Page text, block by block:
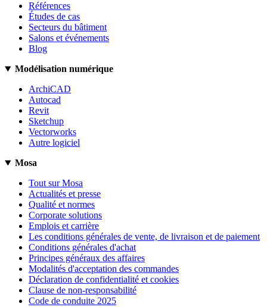
Références
Études de cas
Secteurs du bâtiment
Salons et événements
Blog
Modélisation numérique
ArchiCAD
Autocad
Revit
Sketchup
Vectorworks
Autre logiciel
Mosa
Tout sur Mosa
Actualités et presse
Qualité et normes
Corporate solutions
Emplois et carrière
Les conditions générales de vente, de livraison et de paiement
Conditions générales d'achat
Principes généraux des affaires
Modalités d'acceptation des commandes
Déclaration de confidentialité et cookies
Clause de non-responsabilité
Code de conduite 2025